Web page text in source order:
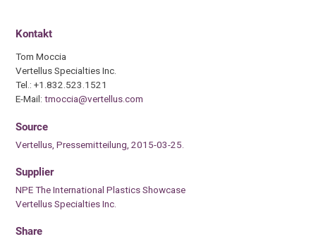
Kontakt
Tom Moccia
Vertellus Specialties Inc.
Tel.: +1.832.523.1521
E-Mail:tmoccia@vertellus.com
Source
Vertellus, Pressemitteilung, 2015-03-25.
Supplier
NPE The International Plastics Showcase
Vertellus Specialties Inc.
Share